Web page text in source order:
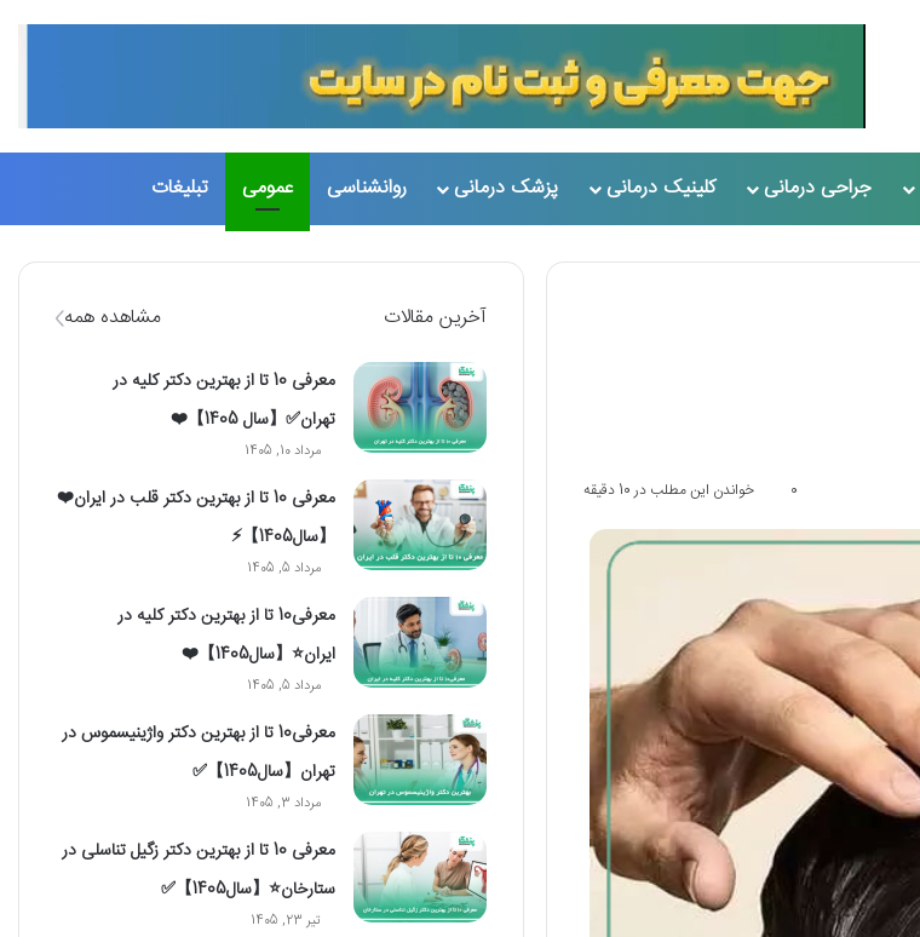
جراحی درمانی کلینیک درمانی پزشک درمانی روانشناسی عمومی تبلیغات
0 خواندن این مطلب در 10 دقیقه
آخرین مقالات مشاهده همه
معرفی 10 تا از بهترین دکتر کلیه در
تهران✅【سال 1405】❤️
مرداد 10, 1405
معرفی 10 تا از بهترین دکتر قلب در ایران❤️
【سال1405】⚡️
مرداد 5, 1405
معرفی10 تا از بهترین دکتر کلیه در
ایران⭐【سال1405】❤️
مرداد 5, 1405
معرفی10 تا از بهترین دکتر واژینیسموس در
تهران【سال1405】✅
مرداد 3, 1405
معرفی 10 تا از بهترین دکتر زگیل تناسلی در
ستارخان⭐【سال1405】✅
تیر 23, 1405